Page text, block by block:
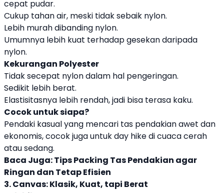
cepat pudar.
Cukup tahan air, meski tidak sebaik nylon.
Lebih murah dibanding nylon.
Umumnya lebih kuat terhadap gesekan daripada
nylon.
Kekurangan Polyester
Tidak secepat nylon dalam hal pengeringan.
Sedikit lebih berat.
Elastisitasnya lebih rendah, jadi bisa terasa kaku.
Cocok untuk siapa?
Pendaki kasual yang mencari tas pendakian awet dan
ekonomis, cocok juga untuk day hike di cuaca cerah
atau sedang.
Baca Juga:Tips Packing Tas Pendakian agar
Ringan dan Tetap Efisien
3. Canvas: Klasik, Kuat, tapi Berat